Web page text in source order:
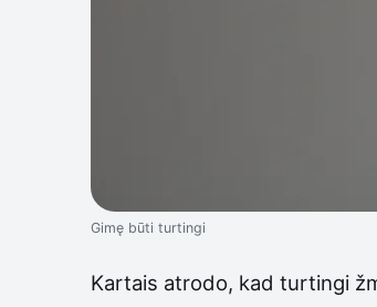
Gimę būti turtingi
Kartais atrodo, kad turtingi